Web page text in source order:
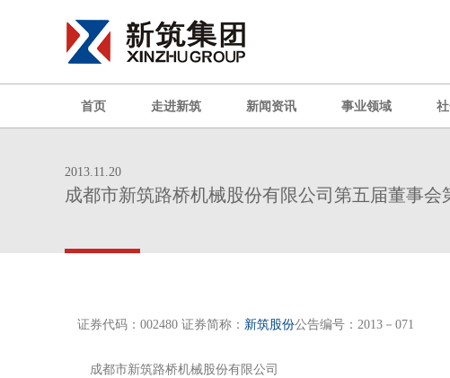
首页 走进新筑 新闻资讯 事业领域
2013.11.20
成都市新筑路桥机械股份有限公司第五届董事会
证券代码：002480 证券简称： 新筑股份公告编号：2013－071
成都市新筑路桥机械股份有限公司